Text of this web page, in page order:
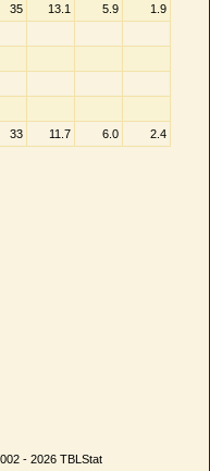
35 13.1 5.9
1.9
33 11.7 6.0 2.4
- 2026 TBLStat